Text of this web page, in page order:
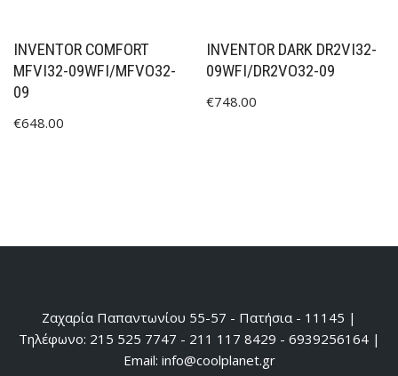
INVENTOR COMFORT
MFVI32-09WFI/MFVO32-
09
€648.00
INVENTOR DARK DR2VI32-
09WFI/DR2VO32-09
€748.00
Ζαχαρία Παπαντωνίου 55-57 - Πατήσια - 11145 |
Τηλέφωνο: 215 525 7747 - 211 117 8429 - 6939256164 |
Email: info@coolplanet.gr